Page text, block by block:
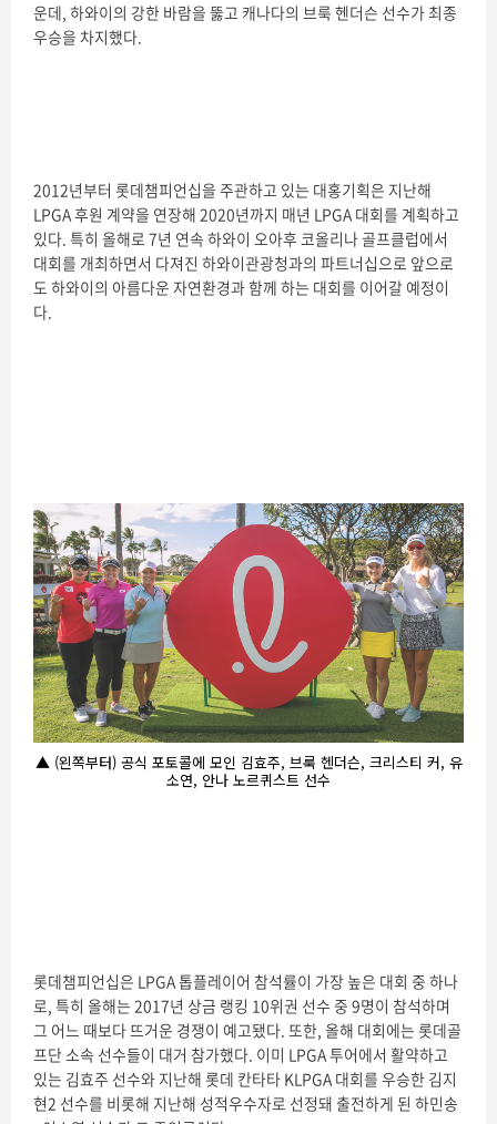
운데, 하와이의 강한 바람을 뚫고 캐나다의 브룩 헨더슨 선수가 최종
우승을 차지했다.
2012년부터 롯데챔피언십을 주관하고 있는 대홍기획은 지난해
LPGA 후원 계약을 연장해 2020년까지 매년 LPGA 대회를 계획하고
있다. 특히 올해로 7년 연속 하와이 오아후 코올리나 골프클럽에서
대회를 개최하면서 다져진 하와이관광청과의 파트너십으로 앞으로
도 하와이의 아름다운 자연환경과 함께 하는 대회를 이어갈 예정이
다.
▲ (왼쪽부터) 공식 포토콜에 모인 김효주, 브룩 헨더슨, 크리스티 커, 유
소연, 안나 노르퀴스트 선수
롯데챔피언십은 LPGA 톱플레이어 참석률이 가장 높은 대회 중 하나
로, 특히 올해는 2017년 상금 랭킹 10위권 선수 중 9명이 참석하며
그 어느 때보다 뜨거운 경쟁이 예고됐다. 또한, 올해 대회에는 롯데골
프단 소속 선수들이 대거 참가했다. 이미 LPGA 투어에서 활약하고
있는 김효주 선수와 지난해 롯데 칸타타 KLPGA 대회를 우승한 김지
현2 선수를 비롯해 지난해 성적우수자로 선정돼 출전하게 된 하민송